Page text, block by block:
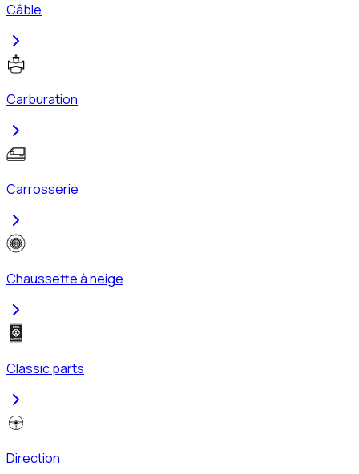
Câble
Carburation
Carrosserie
Chaussette à neige
Classic parts
Direction